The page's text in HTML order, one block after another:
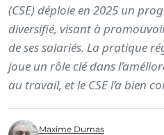
(CSE) déploie en 2025 un
diversifié, visant à
de ses salariés. La pratique
joue un rôle clé dans
au travail, et le CSE l’a bien
Maxime Dumas